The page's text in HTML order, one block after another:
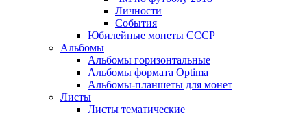
Личности
События
Юбилейные монеты СССР
Альбомы
Альбомы горизонтальные
Альбомы формата Optima
Альбомы-планшеты для монет
Листы
Листы тематические